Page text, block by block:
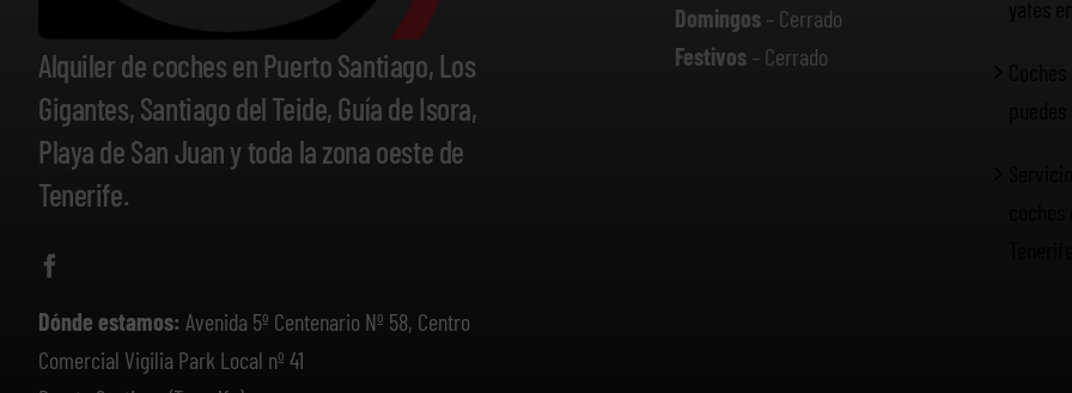
Alquiler de coches en Puerto Santiago, Los
Gigantes, Santiago del Teide, Guía de Isora,
Playa de San Juan y toda la zona oeste de
Tenerife.
Dónde estamos: Avenida 5º Centenario Nº 58, Centro
Comercial Vigilia Park Local nº 41
Domingos – Cerrado
Festivos – Cerrado